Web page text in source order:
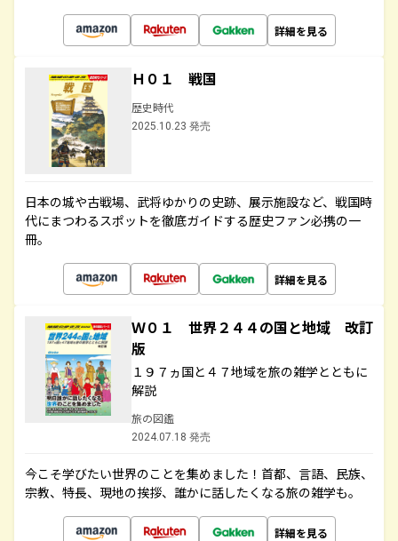
詳細を見る
Ｈ０１ 戦国
歴史時代
2025.10.23 発売
日本の城や古戦場、武将ゆかりの史跡、展示施設など、戦国時
代にまつわるスポットを徹底ガイドする歴史ファン必携の一
冊。
詳細を見る
Ｗ０１ 世界２４４の国と地域 改訂
版
１９７ヵ国と４７地域を旅の雑学とともに
解説
旅の図鑑
2024.07.18 発売
今こそ学びたい世界のことを集めました！首都、言語、民族、
宗教、特長、現地の挨拶、誰かに話したくなる旅の雑学も。
詳細を見る